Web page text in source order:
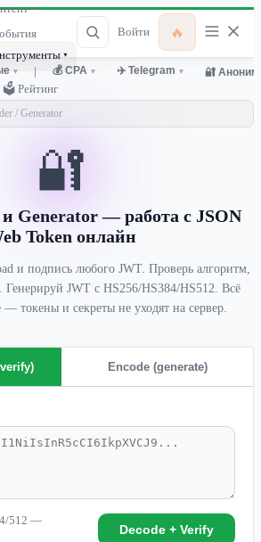
▾
▾
🗳 Рейтинг
Войти 🔥
▾ 💰 CPA ▾ ✈️ Telegram ▾ 🔐
/ Generator
🔐
Generator — работа с JSON
Token онлайн
и подпись любого JWT. Проверь алгоритм,
Генерируй JWT с HS256/HS384/HS512. Всё
— токены и секреты не уходят на сервер.
Encode (generate)
512 —
Decode + Verify